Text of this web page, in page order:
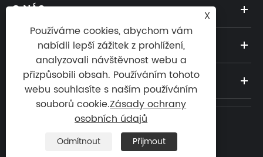
O NÁS
PRODUKTY
ZPRÁVY
X
Používáme cookies, abychom vám
nabídli lepší zážitek z prohlížení,
analyzovali návštěvnost webu a
přizpůsobili obsah. Používáním tohoto
webu souhlasíte s naším používáním
souborů cookie.Zásady ochrany
osobních údajů
Odmítnout Přijmout